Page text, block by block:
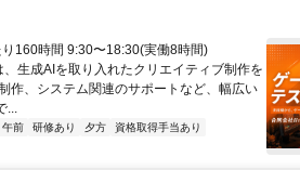
160時間 9:30〜18:30(実働8時間)
生成AIを取り入れたクリエイティブ制作を
作、システム関連のサポートなど、幅広い
...
午前 研修あり 夕方
資格取得手当あり